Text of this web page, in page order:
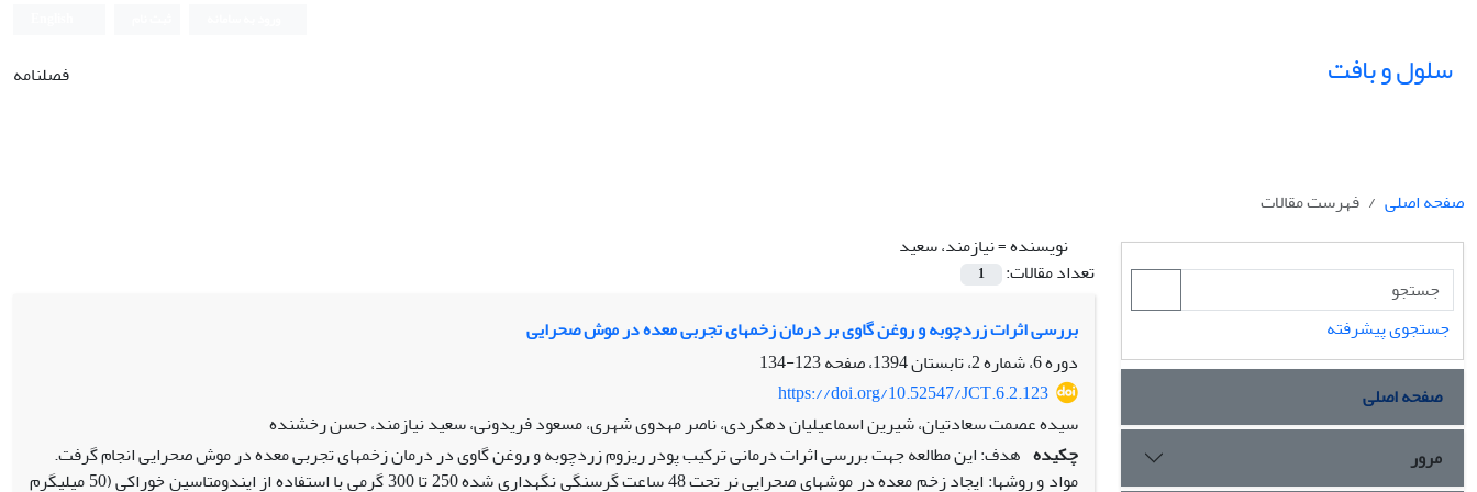
سلول و بافت فصلنامه
صفحه اصلی
فهرست مقالات
نویسنده =نیازمند، سعید
تعداد مقالات:
1
بررسی اثرات زردچوبه و روغن گاوی بر درمان زخم‏های تجربی معده در موش صحرایی
دوره 6، شماره 2، تابستان 1394، صفحه
123-134
https://doi.org/10.52547/JCT.6.2.123
سیده عصمت سعادتیان، شیرین اسماعیلیان دهکردی، ناصر مهدوی شهری، مسعود فریدونی، سعید نیازمند، حسن رخشنده
چکیده هدف: این مطالعه جهت بررسی اثرات درمانی ترکیب پودر ریزوم زردچوبه و روغن گاوی در درمان زخم‏های تجربی معده در موش‏ صحرایی انجام گرفت.
مواد و روش‏ها: ایجاد زخم معده در موش‏های صحرایی نر تحت 48 ساعت گرسنگی نگه‏داری شده 250 تا 300 گرمی با استفاده از ایندومتاسین خوراکی (50 میلی‏گرم
جستجوی پیشرفته
صفحه اصلی
مرور